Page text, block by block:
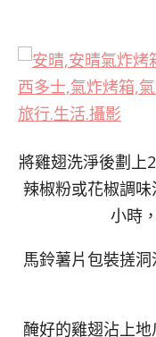
將雞翅洗淨後劃上
辣椒粉或花椒調
小時
馬鈴薯片包裝搓
醃好的雞翅沾上